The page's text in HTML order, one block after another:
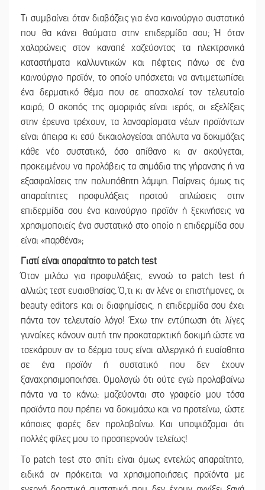
Τι συμβαίνει όταν διαβάζεις για ένα καινούργιο συστατικό
που θα κάνει θαύματα στην επιδερμίδα σου; Ή όταν
χαλαρώνεις στον καναπέ χαζεύοντας τα ηλεκτρονικά
καταστήματα καλλυντικών και πέφτεις πάνω σε ένα
καινούργιο προϊόν, το οποίο υπόσχεται να αντιμετωπίσει
ένα δερματικό θέμα που σε απασχολεί τον τελευταίο
καιρό; Ο σκοπός της ομορφιάς είναι ιερός, οι εξελίξεις
στην έρευνα τρέχουν, τα λανσαρίσματα νέων προϊόντων
είναι άπειρα κι εσύ δικαιολογείσαι απόλυτα να δοκιμάζεις
κάθε νέο συστατικό, όσο απίθανο κι αν ακούγεται,
προκειμένου να προλάβεις τα σημάδια της γήρανσης ή να
εξασφαλίσεις την πολυπόθητη λάμψη. Παίρνεις όμως τις
απαραίτητες προφυλάξεις προτού απλώσεις στην
επιδερμίδα σου ένα καινούργιο προϊόν ή ξεκινήσεις να
χρησιμοποιείς ένα συστατικό στο οποίο η επιδερμίδα σου
είναι «παρθένα»;
Γιατί είναι απαραίτητο το patch test
Όταν μιλάω για προφυλάξεις, εννοώ το patch test ή
αλλιώς τεστ ευαισθησίας. Ό,τι κι αν λένε οι επιστήμονες, οι
beauty editors και οι διαφημίσεις, η επιδερμίδα σου έχει
πάντα τον τελευταίο λόγο! Έχω την εντύπωση ότι λίγες
γυναίκες κάνουν αυτή την προκαταρκτική δοκιμή ώστε να
τσεκάρουν αν το δέρμα τους είναι αλλεργικό ή ευαίσθητο
σε ένα προϊόν ή συστατικό που δεν έχουν
ξαναχρησιμοποιήσει. Ομολογώ ότι ούτε εγώ προλαβαίνω
πάντα να το κάνω: μαζεύονται στο γραφείο μου τόσα
προϊόντα που πρέπει να δοκιμάσω και να προτείνω, ώστε
κάποιες φορές δεν προλαβαίνω. Και υποψιάζομαι ότι
πολλές φίλες μου το προσπερνούν τελείως!
Το patch test στο σπίτι είναι όμως εντελώς απαραίτητο,
ειδικά αν πρόκειται να χρησιμοποιήσεις προϊόντα με